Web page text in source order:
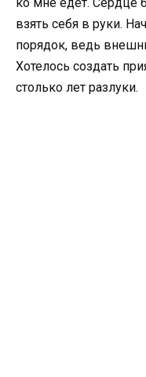
взять себя в руки.
порядок, ведь
Хотелось создать
столько лет разлуки.